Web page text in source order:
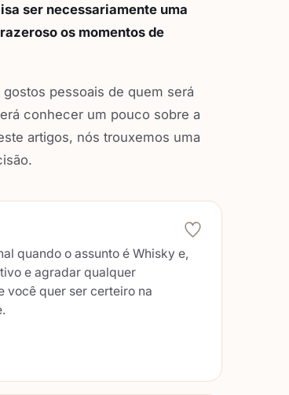
ser necessariamente uma
os momentos de
pessoais de quem será
conhecer um pouco sobre a
artigos, nós trouxemos uma
quando o assunto é Whisky e,
e agradar qualquer
você quer ser certeiro na